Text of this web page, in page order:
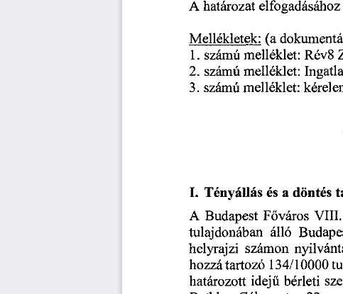
A határozat elfogadásához
Mellékletek: (a
1.
számú melléklet: Rév8
2.
számú melléklet:
3.
számú melléklet:
I. Tényállás és a döntés
A Budapest Főváros VIII.
tulajdonában álló
helyrajzi számon
hozzátartozó 134/10000
határozott idejű bérleti